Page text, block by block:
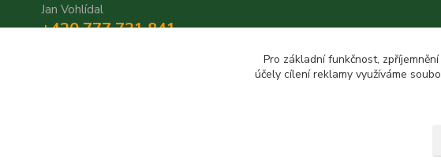
Jan Vohlídal
+420 777 731 841
Pro základní funkčnost,
účely cílení reklamy využíváme